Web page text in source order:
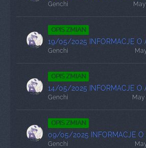
Genchi
OPIS ZMIAN
19/05/2025 INFORMACJE O
Genchi
OPIS ZMIAN
14/05/2025 INFORMACJE O
Genchi May
OPIS ZMIAN
09/05/2025 INFORMACJE O
Genchi